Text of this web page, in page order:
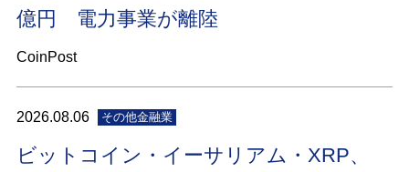
億円 電力事業が離陸
CoinPost
2026.08.06 その他金融業
ビットコイン・イーサリアム・XRP、